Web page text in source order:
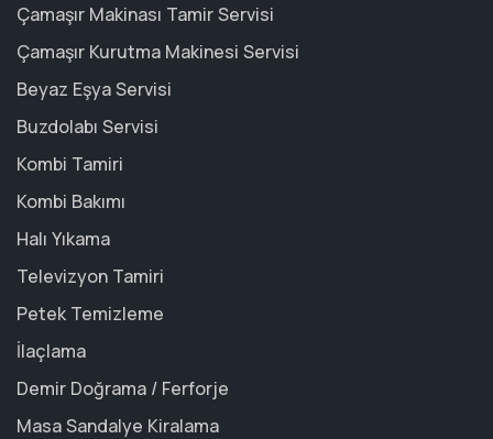
Çamaşır Makinası Tamir Servisi
Çamaşır Kurutma Makinesi Servisi
Beyaz Eşya Servisi
Buzdolabı Servisi
Kombi Tamiri
Kombi Bakımı
Halı Yıkama
Televizyon Tamiri
Petek Temizleme
İlaçlama
Demir Doğrama / Ferforje
Masa Sandalye Kiralama